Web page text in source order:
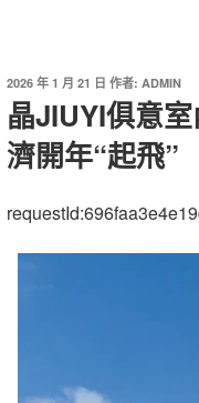
發
佈
於
2026 年 1 月 21 日 作者: ADMIN
晶JIUYI俱意
濟開年“起飛”